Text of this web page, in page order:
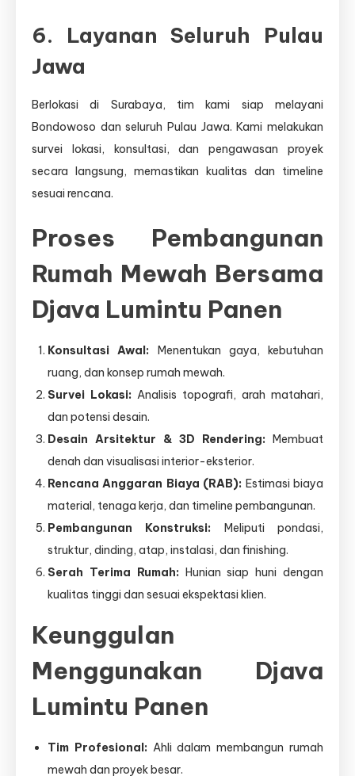
6. Layanan Seluruh Pulau
Jawa
Berlokasi di Surabaya, tim kami siap melayani
Bondowoso dan seluruh Pulau Jawa. Kami melakukan
survei lokasi, konsultasi, dan pengawasan proyek
secara langsung, memastikan kualitas dan timeline
sesuai rencana.
Proses Pembangunan
Rumah Mewah Bersama
Djava Lumintu Panen
Konsultasi Awal: Menentukan gaya, kebutuhan
ruang, dan konsep rumah mewah.
Survei Lokasi: Analisis topografi, arah matahari,
dan potensi desain.
Desain Arsitektur & 3D Rendering: Membuat
denah dan visualisasi interior-eksterior.
Rencana Anggaran Biaya (RAB): Estimasi biaya
material, tenaga kerja, dan timeline pembangunan.
Pembangunan Konstruksi: Meliputi pondasi,
struktur, dinding, atap, instalasi, dan finishing.
Serah Terima Rumah: Hunian siap huni dengan
kualitas tinggi dan sesuai ekspektasi klien.
Keunggulan
Menggunakan Djava
Lumintu Panen
Tim Profesional: Ahli dalam membangun rumah
mewah dan proyek besar.